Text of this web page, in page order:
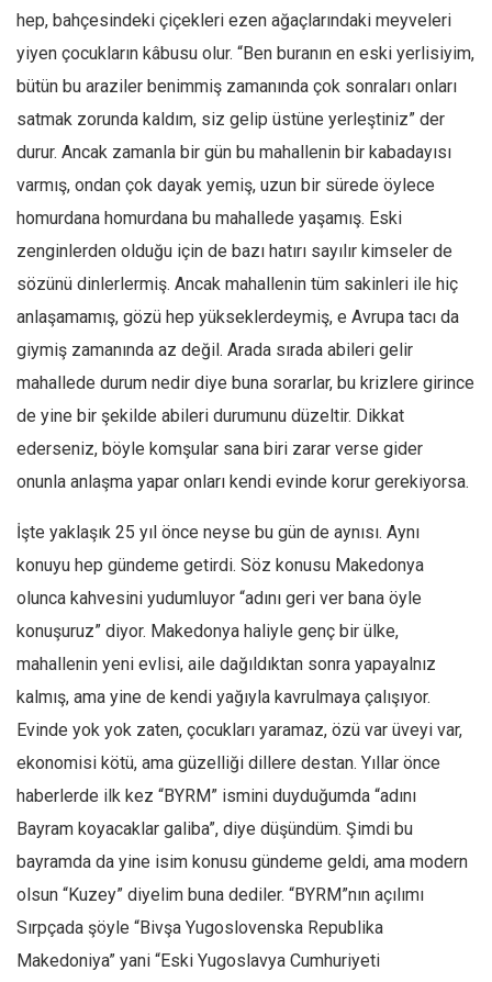
Mahmut Toptaş
Yvonne Ridley
Barış Tarımcıoğlu
Ömer Kayani
Yusuf Armağan
Hasanali Yıldırım
Leyla Şerif Emin
Selçuk Türkyılmaz
Mehmet Ali Tekin
Amina S. Jenenkovic
Bağdagül Öz
Esra Elönü
» Yazar arşivi
Bu Sayı
Tüm Sayılar
Kategoriler
Kültür Sanat
Kitap
Karisi kitap sualleri
Ekonomi
Spor
Manzara
Sağlık
Gıda-Beslenme
Hayat
hep, bahçesindeki çiçekleri ezen ağaçlarındaki meyveleri
yiyen çocukların kâbusu olur. “Ben buranın en eski yerlisiyim,
bütün bu araziler benimmiş zamanında çok sonraları onları
satmak zorunda kaldım, siz gelip üstüne yerleştiniz” der
durur. Ancak zamanla bir gün bu mahallenin bir kabadayısı
varmış, ondan çok dayak yemiş, uzun bir sürede öylece
homurdana homurdana bu mahallede yaşamış. Eski
zenginlerden olduğu için de bazı hatırı sayılır kimseler de
sözünü dinlerlermiş. Ancak mahallenin tüm sakinleri ile hiç
anlaşamamış, gözü hep yükseklerdeymiş, e Avrupa tacı da
giymiş zamanında az değil. Arada sırada abileri gelir
mahallede durum nedir diye buna sorarlar, bu krizlere girince
de yine bir şekilde abileri durumunu düzeltir. Dikkat
ederseniz, böyle komşular sana biri zarar verse gider
onunla anlaşma yapar onları kendi evinde korur gerekiyorsa.
İşte yaklaşık 25 yıl önce neyse bu gün de aynısı. Aynı
konuyu hep gündeme getirdi. Söz konusu Makedonya
olunca kahvesini yudumluyor “adını geri ver bana öyle
konuşuruz” diyor. Makedonya haliyle genç bir ülke,
mahallenin yeni evlisi, aile dağıldıktan sonra yapayalnız
kalmış, ama yine de kendi yağıyla kavrulmaya çalışıyor.
Evinde yok yok zaten, çocukları yaramaz, özü var üveyi var,
ekonomisi kötü, ama güzelliği dillere destan. Yıllar önce
haberlerde ilk kez “BYRM” ismini duyduğumda “adını
Bayram koyacaklar galiba”, diye düşündüm. Şimdi bu
bayramda da yine isim konusu gündeme geldi, ama modern
olsun “Kuzey” diyelim buna dediler. “BYRM”nın açılımı
Sırpçada şöyle “Bivşa Yugoslovenska Republika
Makedoniya” yani “Eski Yugoslavya Cumhuriyeti